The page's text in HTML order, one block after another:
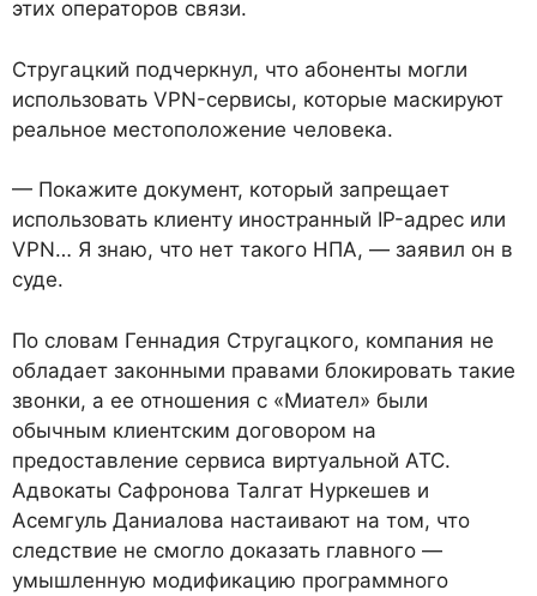
этих операторов связи.
Стругацкий подчеркнул, что абоненты могли
использовать VPN-сервисы, которые маскируют
реальное местоположение человека.
— Покажите документ, который запрещает
использовать клиенту иностранный IP-адрес или
VPN… Я знаю, что нет такого НПА, — заявил он в
суде.
По словам Геннадия Стругацкого, компания не
обладает законными правами блокировать такие
звонки, а ее отношения с «Миател» были
обычным клиентским договором на
предоставление сервиса виртуальной АТС.
Адвокаты Сафронова Талгат Нуркешев и
Асемгуль Даниалова настаивают на том, что
следствие не смогло доказать главного —
умышленную модификацию программного